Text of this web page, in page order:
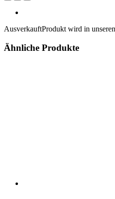
AusverkauftProdukt wird in
Ähnliche Produkte